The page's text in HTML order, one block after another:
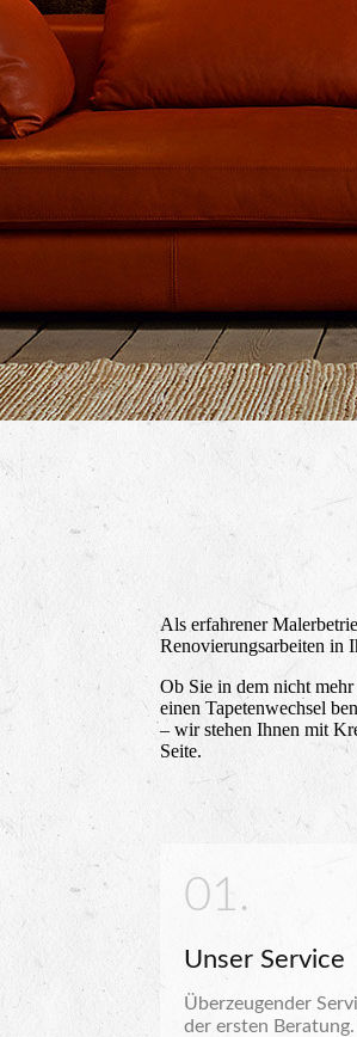
Als erfahrener
Renovierungsarbeiten in
Ob Sie in dem nicht
einen Tapetenwechsel
– wir stehen Ihnen mit
Seite.
01.
Unser Service
Überzeugender
der ersten